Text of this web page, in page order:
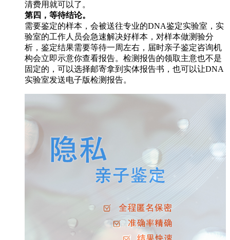
清费用就可以了。
第四，等待结论。
需要鉴定的样本，会被送往专业的DNA鉴定实验室，实
验室的工作人员会急速解决好样本，对样本做测验分
析，鉴定结果需要等待一周左右，届时亲子鉴定咨询机
构会立即示意你查看报告。检测报告的领取主意也不是
固定的，可以选择邮寄拿到实体报告书，也可以让DNA
实验室发送电子版检测报告。